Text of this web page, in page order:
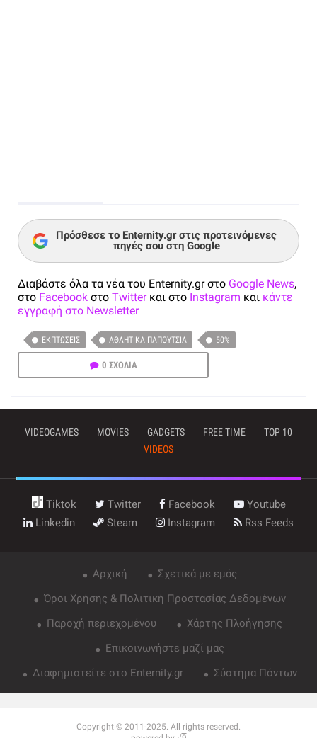
Πρόσθεσε το Enternity.gr στις προτεινόμενες
πηγές σου στη Google
Διαβάστε όλα τα νέα του Enternity.gr στο Google News,
στο Facebook στο Twitterκαι στο Instagram και κάντε
εγγραφή στο Newsletter
ΕΚΠΤΏΣΕΙΣ ΑΘΛΗΤΙΚΆ ΠΑΠΟΎΤΣΙΑ 50%
0 ΣΧΟΛΙΑ
VIDEOGAMES MOVIES GADGETS FREE TIME
TOP 10
VIDEOS
Tiktok Twitter Facebook
Youtube
Linkedin
Steam Instagram Rss Feeds
Αρχική
Σχετικά με εμάς
Όροι Χρήσης & Πολιτική Προστασίας Δεδομένων
Παροχή περιεχομένου
Χάρτης Πλοήγησης
Επικοινωνήστε μαζί μας
Διαφημιστείτε στο Enternity.gr
Σύστημα Πόντων
Copyright © 2011-2025. All rights reserved.